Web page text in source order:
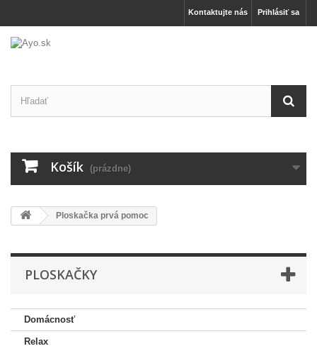
Prihlásiť sa
Kontaktujte nás
Košík (prázdne)
Ploskačka prvá pomoc
PLOSKAČKY
Domácnosť
Relax